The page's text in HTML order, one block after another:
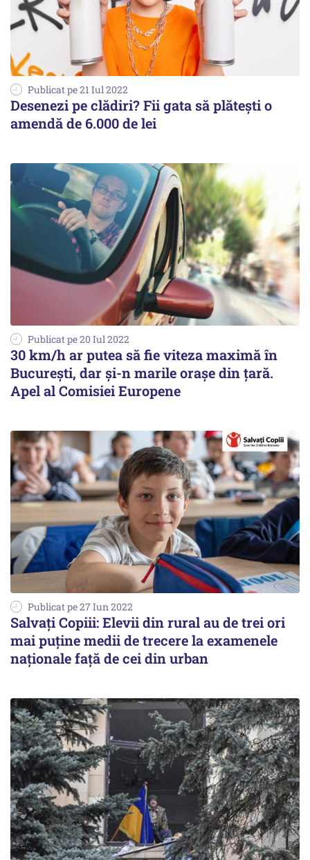
Publicat pe 21 Iul 2022
Desenezi pe clădiri? Fii gata să plătești o
amendă de 6.000 de lei
Publicat pe 20 Iul 2022
30 km/h ar putea să fie viteza maximă în
București, dar și-n marile orașe din țară.
Apel al Comisiei Europene
Publicat pe 27 Iun 2022
Salvați Copiii: Elevii din rural au de trei ori
mai puține medii de trecere la examenele
naționale față de cei din urban